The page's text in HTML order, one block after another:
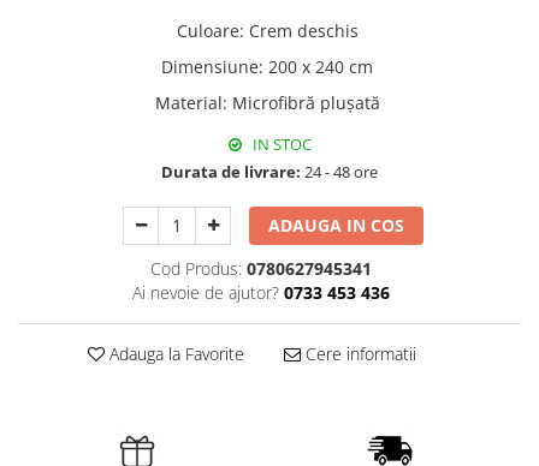
Culoare: Crem deschis
Dimensiune: 200 x 240 cm
Material: Microfibră plușată
IN STOC
Durata de livrare: 24 - 48 ore
ADAUGA IN COS
Cod Produs: 0780627945341
Ai nevoie de ajutor? 0733 453 436
Adauga la Favorite Cere informatii